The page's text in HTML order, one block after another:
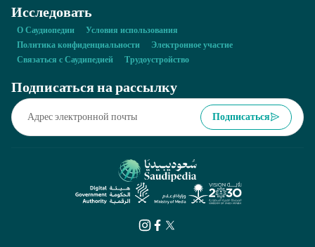
Исследовать
О Саудиопедии
Условия использования
Политика конфиденциальности
Электронное участие
Связаться с Саудипедией
Трудоустройство
Подписаться на рассылку
Подписаться